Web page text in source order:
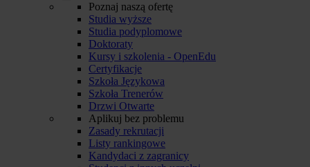
Poznaj naszą ofertę
Studia wyższe
Studia podyplomowe
Doktoraty
Kursy i szkolenia - OpenEdu
Certyfikacje
Szkoła Językowa
Szkoła Trenerów
Drzwi Otwarte
Aplikuj bez problemu
Zasady rekrutacji
Listy rankingowe
Kandydaci z zagranicy